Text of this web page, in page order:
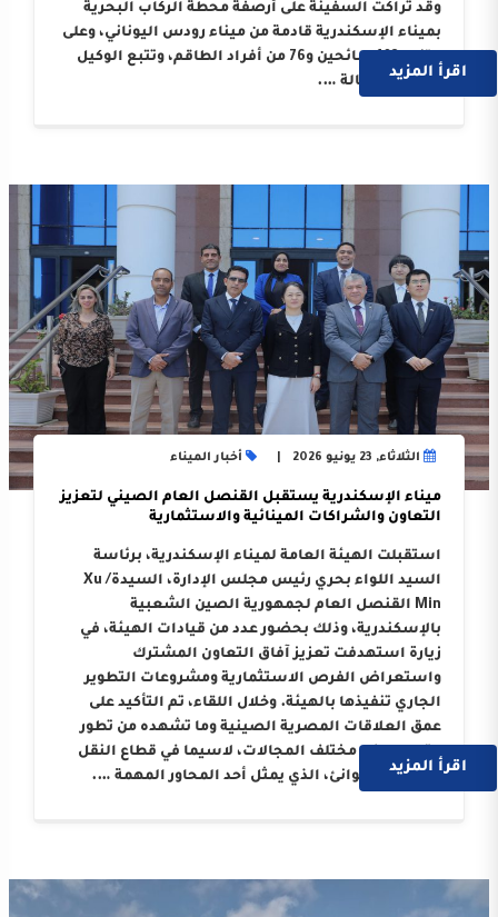
وقد تراكت السفينة على أرصفة محطة الركاب البحرية
بميناء الإسكندرية قادمة من ميناء رودس اليوناني، وعلى
متنها 103 سائحين و76 من أفراد الطاقم، وتتبع الوكيل
الملاحي “وكالة ….
اقرأ المزيد
الثلاثاء, 23 يونيو 2026 أخبار الميناء
ميناء الإسكندرية يستقبل القنصل العام الصيني لتعزيز
التعاون والشراكات المينائية والاستثمارية
استقبلت الهيئة العامة لميناء الإسكندرية، برئاسة
السيد اللواء بحري رئيس مجلس الإدارة، السيدة/ Xu
Min القنصل العام لجمهورية الصين الشعبية
بالإسكندرية، وذلك بحضور عدد من قيادات الهيئة، في
زيارة استهدفت تعزيز آفاق التعاون المشترك
واستعراض الفرص الاستثمارية ومشروعات التطوير
الجاري تنفيذها بالهيئة. وخلال اللقاء، تم التأكيد على
عمق العلاقات المصرية الصينية وما تشهده من تطور
متواصل في مختلف المجالات، لاسيما في قطاع النقل
البحري والموانئ، الذي يمثل أحد المحاور المهمة ….
اقرأ المزيد